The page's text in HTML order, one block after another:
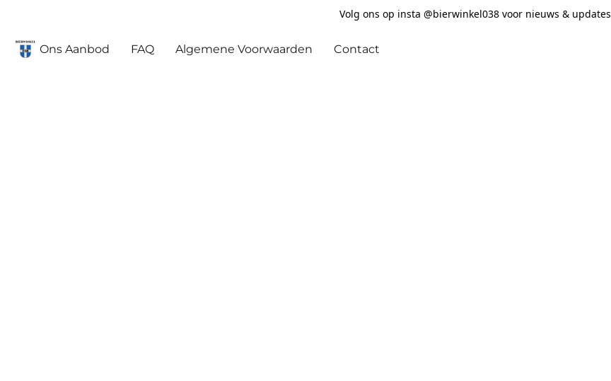
Volg ons op insta @bierwinkel038 voor nieuws & updates
Ons Aanbod FAQ Algemene Voorwaarden Contact